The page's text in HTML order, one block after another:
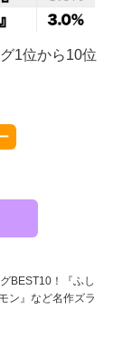
1位から10位
BEST10！『ふし
ン』など名作ズラ